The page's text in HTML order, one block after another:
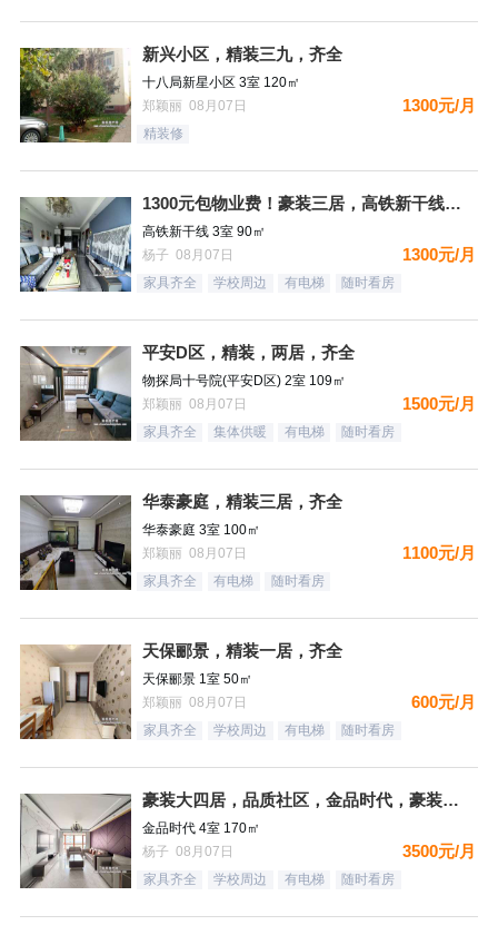
新兴小区，精装三九，齐全
十八局新星小区 3室 120㎡
郑颖丽 08月07日
1300元/月
精装修
1300元包物业费！豪装三居，高铁新干线，南向，采光好，家具
高铁新干线 3室 90㎡
杨子 08月07日
1300元/月
家具齐全 学校周边 有电梯 随时看房
平安D区，精装，两居，齐全
物探局十号院(平安D区) 2室 109㎡
郑颖丽 08月07日
1500元/月
家具齐全 集体供暖 有电梯 随时看房
华泰豪庭，精装三居，齐全
华泰豪庭 3室 100㎡
郑颖丽 08月07日
1100元/月
家具齐全 有电梯 随时看房
天保郦景，精装一居，齐全
天保郦景 1室 50㎡
郑颖丽 08月07日
600元/月
家具齐全 学校周边 有电梯 随时看房
豪装大四居，品质社区，金品时代，豪装双卫，看房有钥匙
金品时代 4室 170㎡
杨子 08月07日
3500元/月
家具齐全 学校周边 有电梯 随时看房